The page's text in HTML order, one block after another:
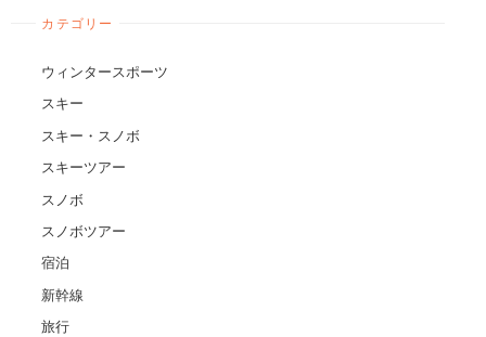
カテゴリー
ウィンタースポーツ
スキー
スキー・スノボ
スキーツアー
スノボ
スノボツアー
宿泊
新幹線
旅行